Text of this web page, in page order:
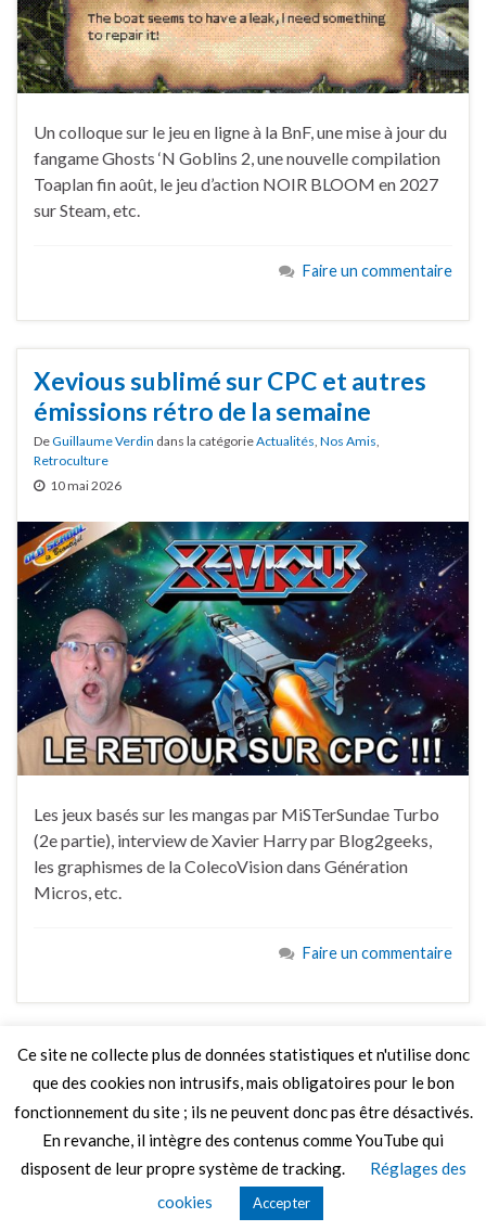
Un colloque sur le jeu en ligne à la BnF, une mise à jour du
fangame Ghosts ‘N Goblins 2, une nouvelle compilation
Toaplan fin août, le jeu d’action NOIR BLOOM en 2027
sur Steam, etc.
Faire un commentaire
Xevious sublimé sur CPC et autres
émissions rétro de la semaine
DeGuillaume Verdin dans la catégorieActualités Nos Amis
Retroculture
10 mai 2026
Les jeux basés sur les mangas par MiSTerSundae Turbo
(2e partie), interview de Xavier Harry par Blog2geeks,
les graphismes de la ColecoVision dans Génération
Micros, etc.
Faire un commentaire
LIRE PLUS
Thèmes Graphene
Ce site ne collecte plus de données statistiques et n'utilise donc
que des cookies non intrusifs, mais obligatoires pour le bon
fonctionnement du site ; ils ne peuvent donc pas être désactivés.
En revanche, il intègre des contenus comme YouTube qui
disposent de leur propre système de tracking.
Réglages des
cookies
Accepter